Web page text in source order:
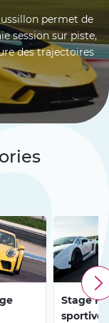
permet de
session sur piste,
des trajectoires
offres réunissent
de la Formule 4
Mireval ou du
Gard, la cité de
l’expérience
régionale.
Stage
sportives